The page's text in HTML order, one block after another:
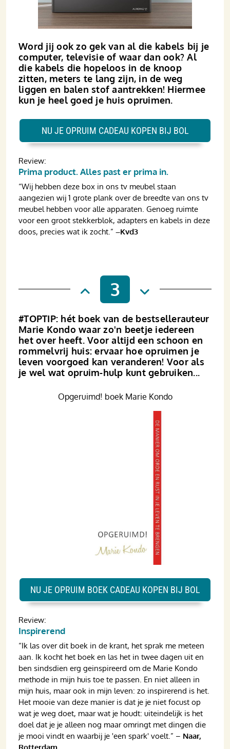
Word jij ook zo gek van al die kabels bij je
computer, televisie of waar dan ook? Al
die kabels die hopeloos in de knoop
zitten, meters te lang zijn, in de weg
liggen en balen stof aantrekken! Hiermee
kun je heel goed je huis opruimen.
Review:
Prima product. Alles past er prima in.
“Wij hebben deze box in ons tv meubel staan
aangezien wij 1 grote plank over de breedte van ons tv
meubel hebben voor alle apparaten. Genoeg ruimte
voor een groot stekkerblok, adapters en kabels in deze
doos, precies wat ik zocht.” –Kvd3
NU JE OPRUIM CADEAU KOPEN BIJ BOL
3
#TOPTIP: hét boek van de bestsellerauteur
Marie Kondo waar zo'n beetje iedereen
het over heeft. Voor altijd een schoon en
rommelvrij huis: ervaar hoe opruimen je
leven voorgoed kan veranderen! Voor als
je wel wat opruim-hulp kunt gebruiken...
Opgeruimd! boek Marie Kondo
Review:
Inspirerend
“Ik las over dit boek in de krant, het sprak me meteen
aan. Ik kocht het boek en las het in twee dagen uit en
ben sindsdien erg geinspireerd om de Marie Kondo
methode in mijn huis toe te passen. En niet alleen in
mijn huis, maar ook in mijn leven: zo inspirerend is het.
Het mooie van deze manier is dat je je niet focust op
wat je weg doet, maar wat je houdt: uiteindelijk is het
doel dat je je alleen nog maar omringt met dingen die
je mooi vindt en waarbij je 'een spark' voelt.” – Naar,
Rotterdam
NU JE OPRUIM BOEK CADEAU KOPEN BIJ BOL